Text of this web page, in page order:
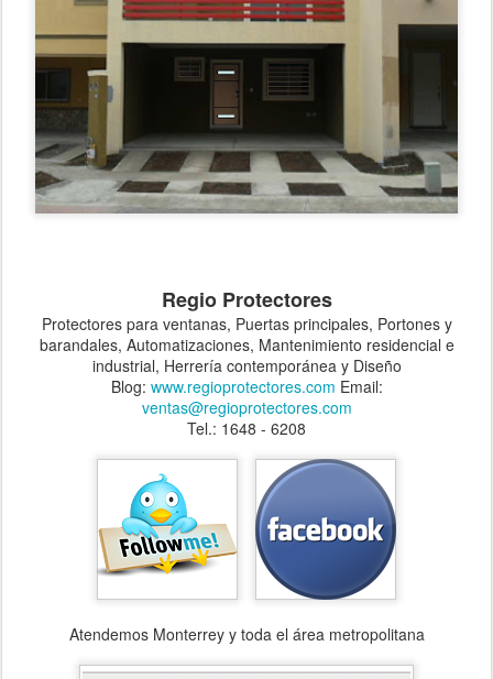
Regio Protectores
Protectores para ventanas, Puertas principales, Portones y
barandales, Automatizaciones, Mantenimiento residencial e
industrial, Herrería contemporánea y Diseño
Blog: www.regioprotectores.com Email:
ventas@regioprotectores.com
Tel.: 1648 - 6208
Atendemos Monterrey y toda el área metropolitana